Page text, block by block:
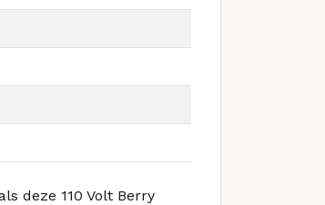
deze 110 Volt Berry